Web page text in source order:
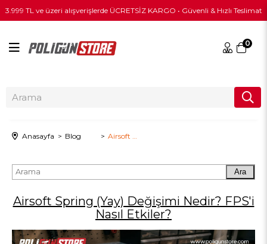
3.999 TL ve üzeri alışverişlerde ÜCRETSİZ KARGO • Güvenli & Hızlı Teslimat
0
Anasayfa Blog
Ara
Airsoft Spring (Yay) Değişimi Nedir? FPS'i
Nasıl Etkiler?